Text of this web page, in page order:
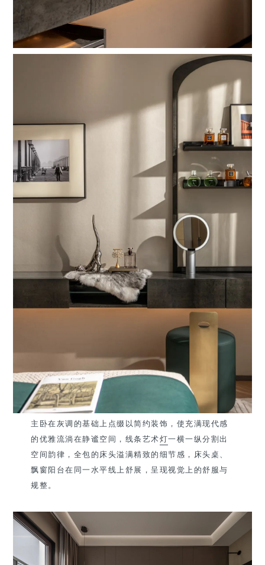
主卧在灰调的基础上点缀以简约装饰，使充满现代感
的优雅流淌在静谧空间，线条艺术灯一横一纵分割出
空间韵律，全包的床头溢满精致的细节感，床头桌、
飘窗阳台在同一水平线上舒展，呈现视觉上的舒服与
规整。